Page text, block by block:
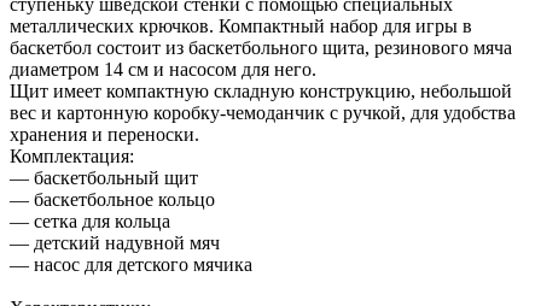
ступеньку шведской стенки с помощью специальных
металлических крючков. Компактный набор для игры в
баскетбол состоит из баскетбольного щита, резинового мяча
диаметром 14 см и насосом для него.
Щит имеет компактную складную конструкцию, небольшой
вес и картонную коробку-чемоданчик с ручкой, для удобства
хранения и переноски.
Комплектация:
— баскетбольный щит
— баскетбольное кольцо
— сетка для кольца
— детский надувной мяч
— насос для детского мячика